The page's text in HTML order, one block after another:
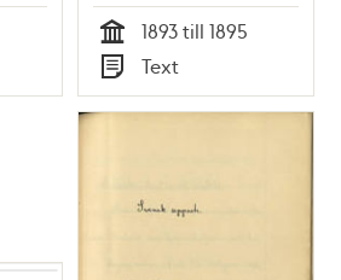
hågkomster
Tid
1893 till 1895
Typ
Text